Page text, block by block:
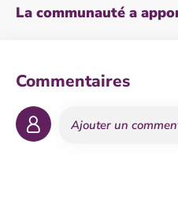
La communauté a
Commentaires